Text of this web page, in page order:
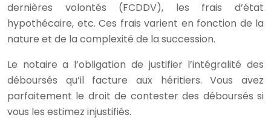
dernières volontés (FCDDV), les frais d’état
hypothécaire, etc. Ces frais varient en fonction de la
nature et de la complexité de la succession.
Le notaire a l’obligation de justifier l’intégralité des
déboursés qu’il facture aux héritiers. Vous avez
parfaitement le droit de contester des déboursés si
vous les estimez injustifiés.